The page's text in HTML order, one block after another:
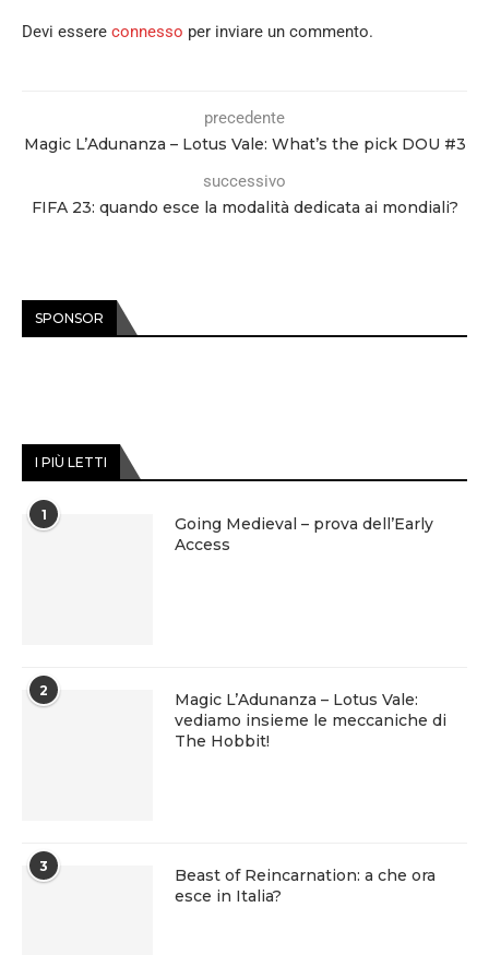
Devi essere connesso per inviare un commento.
precedente
Magic L’Adunanza – Lotus Vale: What’s the pick DOU #3
successivo
FIFA 23: quando esce la modalità dedicata ai mondiali?
SPONSOR
I PIÙ LETTI
1
Going Medieval – prova dell’Early
Access
2
Magic L’Adunanza – Lotus Vale:
vediamo insieme le meccaniche di
The Hobbit!
3
Beast of Reincarnation: a che ora
esce in Italia?